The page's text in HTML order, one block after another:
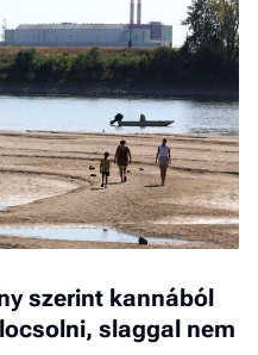
szerint kannából
slaggal nem